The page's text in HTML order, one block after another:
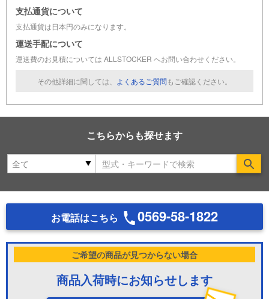
支払通貨について
支払通貨は日本円のみになります。
運送手配について
運送費のお見積については ALLSTOCKER へお問い合わせください。
その他詳細に関しては、 よくあるご質問もご確認ください。
こちらからも探せます
お電話はこちら 0569-58-1822
ご希望の商品が見つからない場合
商品入荷時にお知らせします